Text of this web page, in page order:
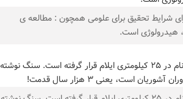
شرایط تحقیق برای علومی همچون : مطالعه ی
هیدرولوژی است.